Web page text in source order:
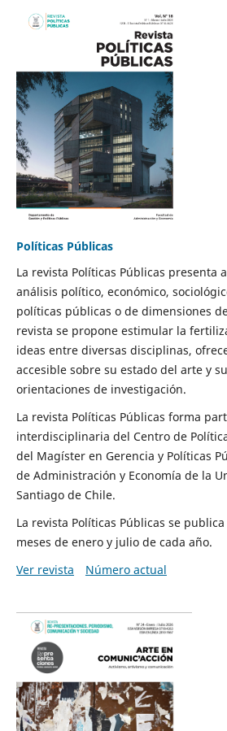
Políticas Públicas
La revista Políticas Públicas presenta
análisis político, económico,
políticas públicas o de dimensiones
revista se propone estimular la
ideas entre diversas disciplinas,
accesible sobre su estado del arte y
orientaciones de investigación.
La revista Políticas Públicas forma
interdisciplinaria del Centro de
del Magíster en Gerencia y Políticas
de Administración y Economía de la
Santiago de Chile.
La revista Políticas Públicas se
meses de enero y julio de cada año.
Ver revista
Número actual